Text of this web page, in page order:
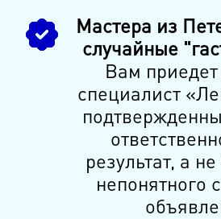
Мастера из
случайные
Вам
специалист
результат, а
непонятного